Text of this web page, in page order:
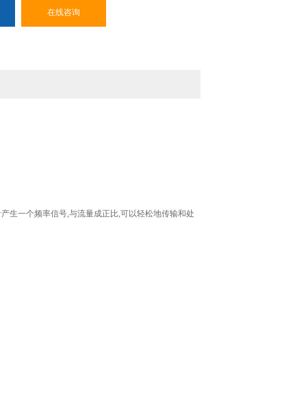
在线咨询
生一个频率信号,与流量成正比,可以轻松地传输和处